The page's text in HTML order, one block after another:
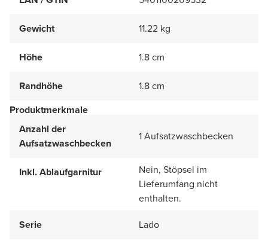
Gewicht 11.22 kg
Höhe 1.8 cm
Randhöhe
1.8 cm
Produktmerkmale
Anzahl der
Aufsatzwaschbecken
1 Aufsatzwaschbecken
Inkl. Ablaufgarnitur
Nein, Stöpsel im
Lieferumfang nicht
enthalten.
Serie
Lado